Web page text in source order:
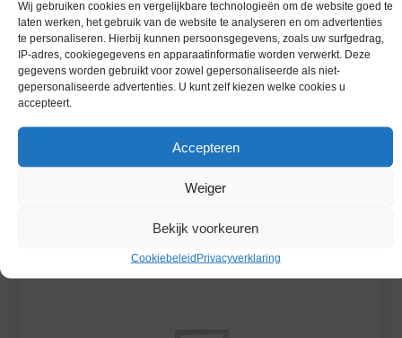
Wij gebruiken cookies en vergelijkbare technologieën om de website goed te
laten werken, het gebruik van de website te analyseren en om advertenties
te personaliseren. Hierbij kunnen persoonsgegevens, zoals uw surfgedrag,
IP-adres, cookiegegevens en apparaatinformatie worden verwerkt. Deze
gegevens worden gebruikt voor zowel gepersonaliseerde als niet-
gepersonaliseerde advertenties. U kunt zelf kiezen welke cookies u
accepteert.
Accepteren
Weiger
Bekijk voorkeuren
CookiebeleidPrivacyverklaring
Worldcoins Colombia 2 Pesos